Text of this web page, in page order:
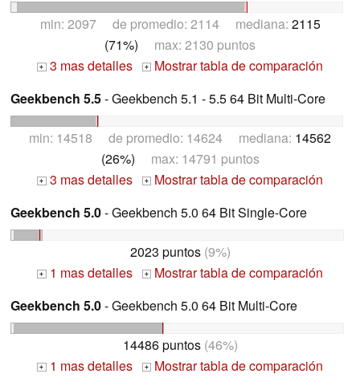
min: 2097 de promedio: 2114 mediana: 2115
(71%) max: 2130 puntos
+ 3 mas detalles +
Mostrar tabla de comparación
Geekbench 5.5- Geekbench 5.1 - 5.5 64 Bit Multi-Core
min: 14518 de promedio: 14624 mediana: 14562
(26%) max: 14791 puntos
+ 3 mas detalles +
Mostrar tabla de comparación
Geekbench 5.0- Geekbench 5.0 64 Bit Single-Core
2023 puntos(9%)
+ 1 mas detalles +
Mostrar tabla de comparación
Geekbench 5.0- Geekbench 5.0 64 Bit Multi-Core
14486 puntos(46%)
+ 1 mas detalles +
Mostrar tabla de comparación